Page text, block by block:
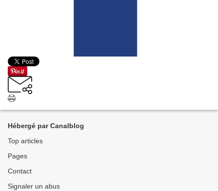
Hébergé par Canalblog
Top articles
Pages
Contact
Signaler un abus